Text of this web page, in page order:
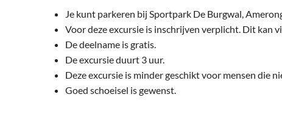
Je kunt parkeren bij Sportpark De Burgwal,
Voor deze excursie is inschrijven verplicht. Dit kan
De deelname is gratis.
De excursie duurt 3 uur.
Deze excursie is minder geschikt voor mensen die
Goed schoeisel is gewenst.